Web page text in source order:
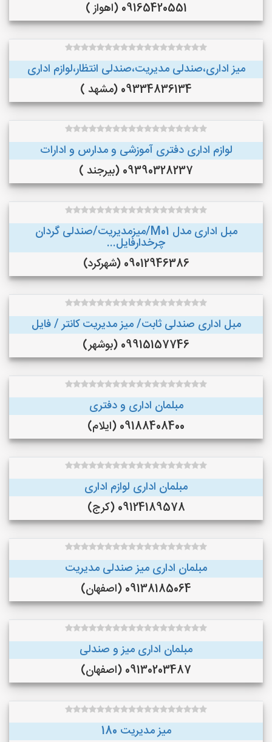
09165420551 (اهواز )
میز اداری،صندلی مدیریت،صندلی انتظار،لوازم اداری
09334836134 (مشهد )
لوازم اداری دفتری آموزشی و مدارس و ادارات
09390328237 (بیرجند )
مبل اداری مدل M01/میزمدیریت/صندلی گردان
چرخدارفایل...
09012946386 (شهرکرد)
مبل اداری صندلی ثابت/ میز مدیریت کانتر / فایل
09915157746 (بوشهر)
مبلمان اداری و دفتری
09188408400 (ایلام)
مبلمان اداری لوازم اداری
09124189578 (کرج)
مبلمان اداری میز صندلی مدیریت
09138185064 (اصفهان)
مبلمان اداری میز و صندلی
09130203487 (اصفهان)
میز مدیریت 180